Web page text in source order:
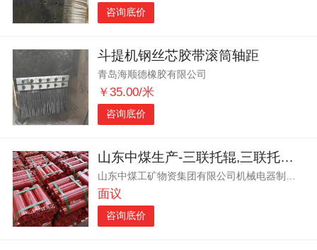
咨询底价
斗提机钢丝芯胶带滚筒轴距
青岛海顺德橡胶有限公司
￥35.00/米
咨询底价
山东中煤生产-三联托辊,三联托辊-质量,厂家直销-三联托辊
山东中煤工矿物资集团有限公司机械电器制造分公司
面议
咨询底价